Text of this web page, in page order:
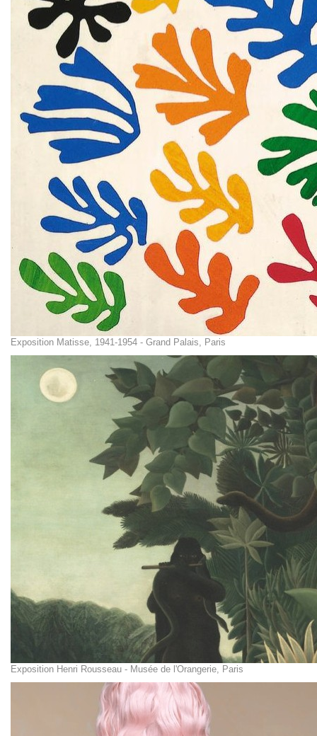
Exposition Matisse, 1941-1954 - Grand Palais, Paris
Exposition Henri Rousseau - Musée de l'Orangerie, Paris